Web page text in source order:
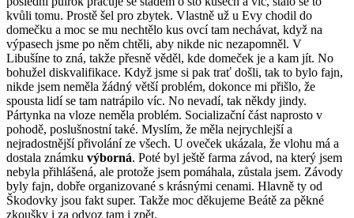
kvůli tomu. Prostě šel pro zbytek. Vlastně už u Evy chodil do
domečku a moc se mu nechtělo kus ovcí tam nechávat, když na
výpasech jsme po něm chtěli, aby nikde nic nezapomněl. V
Libušíne to zná, takže přesně věděl, kde domeček je a kam jít. No
bohužel diskvalifikace. Když jsme si pak trať došli, tak to bylo fajn,
nikde jsem neměla žádný větší problém, dokonce mi přišlo, že
spousta lidí se tam natrápilo víc. No nevadí, tak někdy jindy.
Pártynka na vloze neměla problém. Socializační část naprosto v
pohodě, poslušnostní také. Myslím, že měla nejrychlejší a
nejradostnější přivolání ze všech. U oveček ukázala, že vlohu má a
dostala známku výborná. Poté byl ještě farma závod, na který jsem
nebyla přihlášená, ale protože jsem pomáhala, zůstala jsem. Závody
byly fajn, dobře organizované s krásnými cenami. Hlavně ty od
Škodovky jsou fakt super. Takže moc děkujeme Beátě za pěkné
zkoušky i za odvoz tam i zpět.